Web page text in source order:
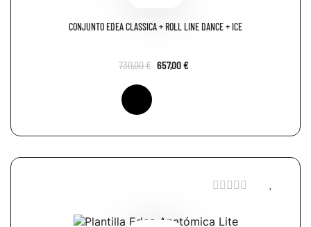
CONJUNTO EDEA CLASSICA + ROLL LINE DANCE + ICE
730,00 € 657,00 €